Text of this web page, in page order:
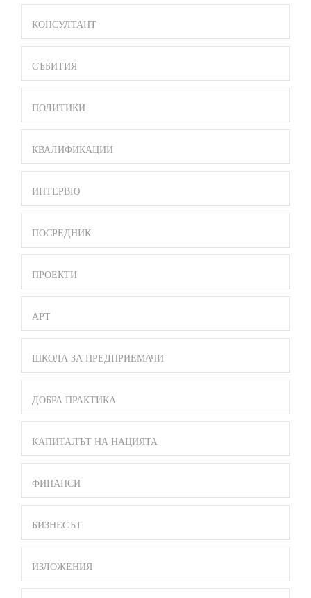
BAR
MENU
КОНСУЛТАНТ
СЪБИТИЯ
ПОЛИТИКИ
КВАЛИФИКАЦИИ
ИНТЕРВЮ
ПОСРЕДНИК
ПРОЕКТИ
АРТ
ШКОЛА ЗА ПРЕДПРИЕМАЧИ
ДОБРА ПРАКТИКА
КАПИТАЛЪТ НА НАЦИЯТА
ФИНАНСИ
БИЗНЕСЪТ
ИЗЛОЖЕНИЯ